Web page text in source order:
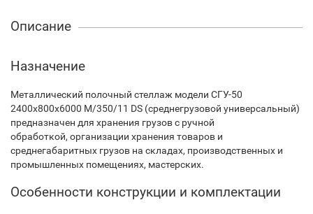
Описание
Назначение
Металлический полочный стеллаж модели СГУ-50
2400х800х6000 М/350/11 DS (среднегрузовой универсальный)
предназначен для хранения грузов с ручной
обработкой, организации хранения товаров и
среднегабаритных грузов на складах, производственных и
промышленных помещениях, мастерских.
Особенности конструкции и комплектации